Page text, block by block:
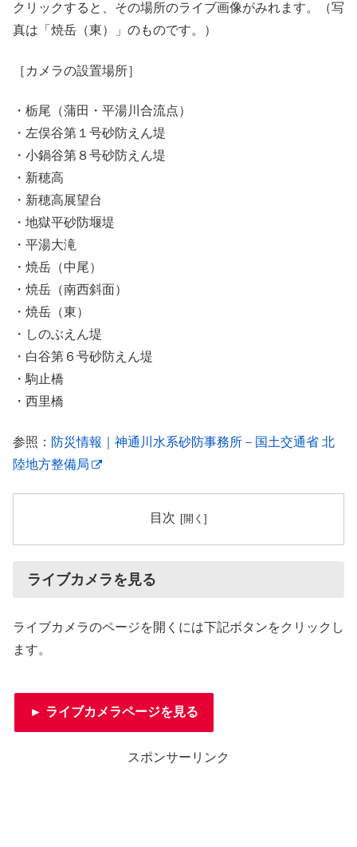
クリックすると、その場所のライブ画像がみれます。（写
真は「焼岳（東）」のものです。）
［カメラの設置場所］
・栃尾（蒲田・平湯川合流点）
・左俣谷第１号砂防えん堤
・小鍋谷第８号砂防えん堤
・新穂高
・新穂高展望台
・地獄平砂防堰堤
・平湯大滝
・焼岳（中尾）
・焼岳（南西斜面）
・焼岳（東）
・しのぶえん堤
・白谷第６号砂防えん堤
・駒止橋
・西里橋
参照： 防災情報｜神通川水系砂防事務所－国土交通省 北
陸地方整備局
目次
ライブカメラを見る
ライブカメラのページを開くには下記ボタンをクリックし
ます。
► ライブカメラページを見る
スポンサーリンク